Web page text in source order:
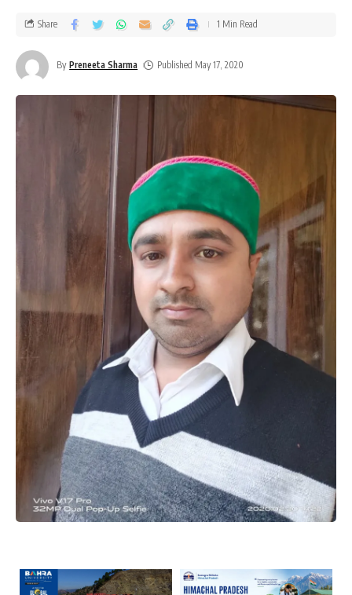
By Preneeta Sharma Published May 17, 2020
Share 1 Min Read